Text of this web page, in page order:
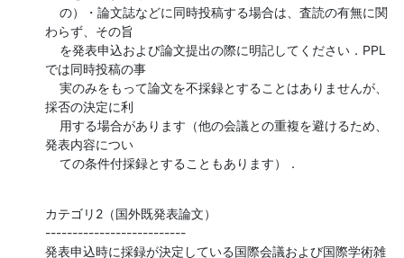
わらず、その旨
では同時投稿の事
採否の決定に利
発表内容につい
    ての条件付採録とすることもあります）．
カテゴリ2（国外既発表論文）
--------------------------
発表申込時に採録が決定している国際会議および国際学術雑